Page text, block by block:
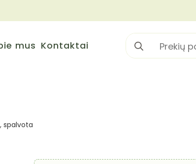
mus Kontaktai
Search
for:
spalvota